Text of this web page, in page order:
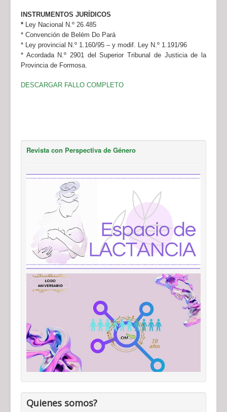
INSTRUMENTOS JURÍDICOS
* Ley Nacional N.º 26.485
* Convención de Belém Do Pará
* Ley provincial N.º 1.160/95 – y modif. Ley N.º 1.191/96
* Acordada N.º 2901 del Superior Tribunal de Justicia de la
Provincia de Formosa.
DESCARGAR FALLO COMPLETO
Revista con Perspectiva de Género
Quienes somos?